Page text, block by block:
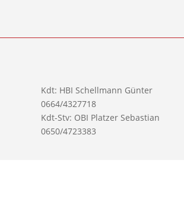
Kdt: HBI Schellmann Günter
0664/4327718
Kdt-Stv: OBI Platzer Sebastian
0650/4723383